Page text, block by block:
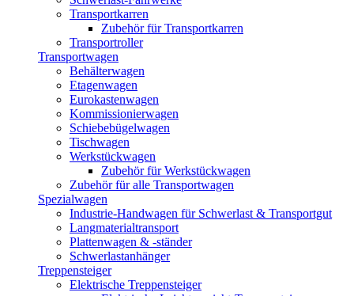
Transportkarren
Zubehör für Transportkarren
Transportroller
Transportwagen
Behälterwagen
Etagenwagen
Eurokastenwagen
Kommissionierwagen
Schiebebügelwagen
Tischwagen
Werkstückwagen
Zubehör für Werkstückwagen
Zubehör für alle Transportwagen
Spezialwagen
Industrie-Handwagen für Schwerlast & Transportgut
Langmaterialtransport
Plattenwagen & -ständer
Schwerlastanhänger
Treppensteiger
Elektrische Treppensteiger